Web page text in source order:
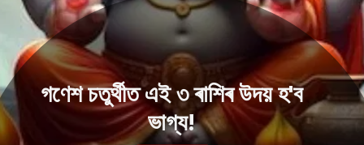
গণেশ চতুৰ্থীত এই ৩ ৰাশিৰ উদয় হ'ব
ভাগ্য!